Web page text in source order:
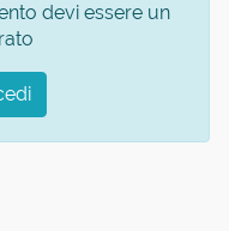
devi essere un